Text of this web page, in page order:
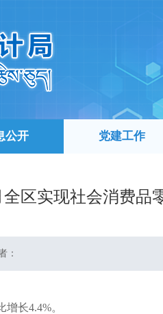
公开 党建工作
全区实现社会消费品
：
长4.4%。